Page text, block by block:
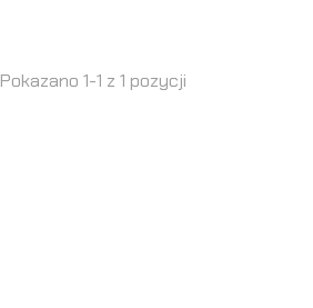
Pokazano 1-1 z 1 pozycji